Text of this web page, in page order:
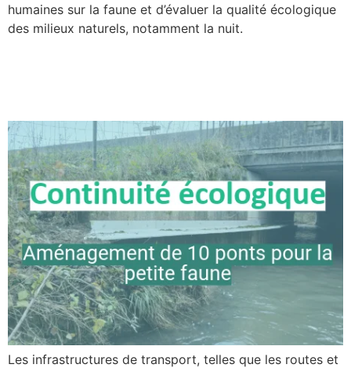
humaines sur la faune et d’évaluer la qualité écologique
des milieux naturels, notamment la nuit.
Les infrastructures de transport, telles que les routes et